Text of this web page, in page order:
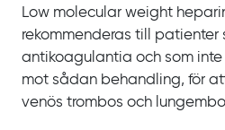
Low molecular weight
rekommenderas till patienter
antikoagulantia och som
mot sådan behandling, för
venös trombos och